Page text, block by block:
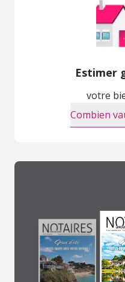
Estimer
votre
Combien